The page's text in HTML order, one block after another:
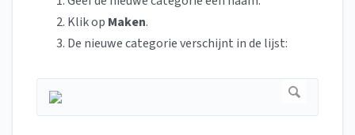
Klik op Maken.
De nieuwe categorie verschijnt in de lijst: